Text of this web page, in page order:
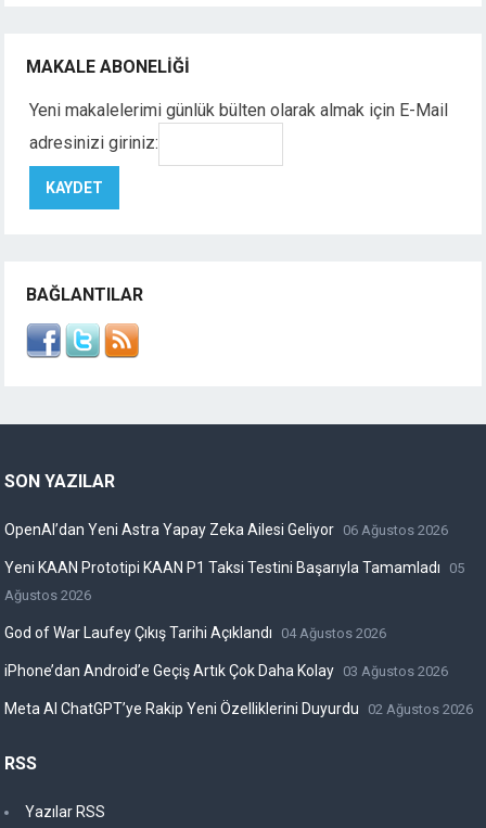
MAKALE ABONELIĞI
Yeni makalelerimi günlük bülten olarak almak için E-Mail
adresinizi giriniz:
BAĞLANTILAR
SON YAZILAR
OpenAI’dan Yeni Astra Yapay Zeka Ailesi Geliyor 06 Ağustos 2026
Yeni KAAN Prototipi KAAN P1 Taksi Testini Başarıyla Tamamladı
05
Ağustos 2026
God of War Laufey Çıkış Tarihi Açıklandı 04 Ağustos 2026
iPhone’dan Android’e Geçiş Artık Çok Daha Kolay 03 Ağustos 2026
Meta AI ChatGPT’ye Rakip Yeni Özelliklerini Duyurdu 02 Ağustos 2026
RSS
Yazılar RSS